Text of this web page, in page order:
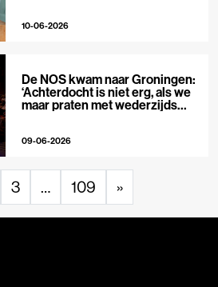
10-06-2026
De NOS kwam naar Groningen:
‘Achterdocht is niet erg, als we
maar praten met wederzijds
09-06-2026
3 … 109 »